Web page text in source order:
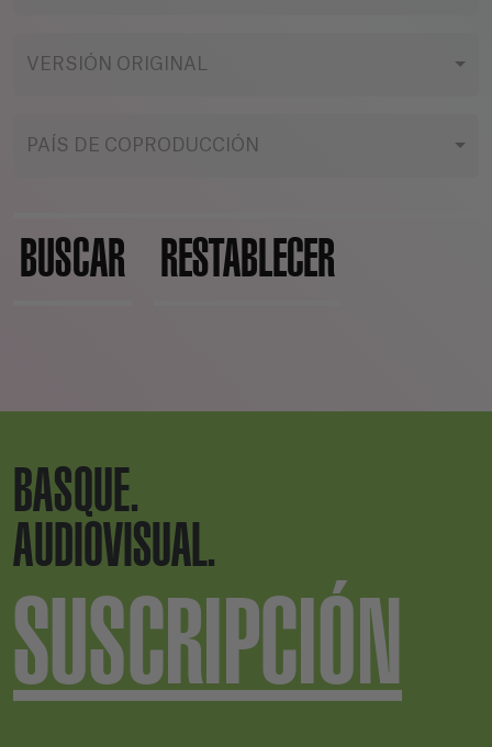
VERSIÓN ORIGINAL
PAÍS DE COPRODUCCIÓN
BUSCAR RESTABLECER
BASQUE.
AUDIOVISUAL.
SUSCRIPCIÓN